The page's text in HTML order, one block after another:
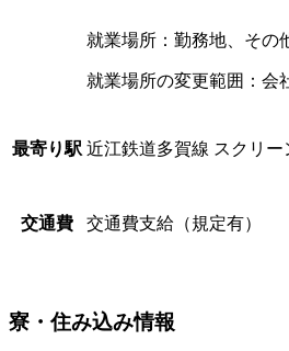
就業場所：勤務地、その
就業場所の変更範囲：会
最寄り駅 近江鉄道多賀線 スクリー
交通費 交通費支給（規定有）
寮・住み込み情報